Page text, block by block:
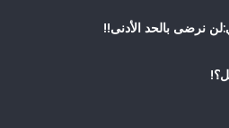
نرضى بالحد الأدنى!!